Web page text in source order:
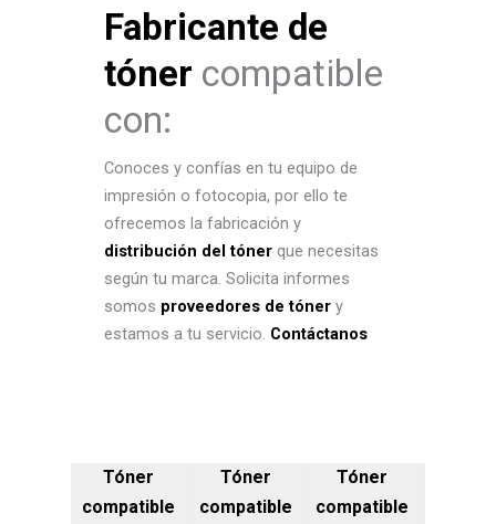
Fabricante de
tóner compatible
con:
Conoces y confías en tu equipo de
impresión o fotocopia, por ello te
ofrecemos la fabricación y
distribución del tóner que necesitas
según tu marca. Solicita informes
somos proveedores de tóner y
estamos a tu servicio. Contáctanos
Tóner
compatible
Tóner
compatible
Tóner
compatible